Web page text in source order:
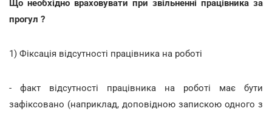
Що необхідно враховувати при звільненні працівника за
прогул ?
1) Фіксація відсутності працівника на роботі
- факт відсутності працівника на роботі має бути
зафіксовано (наприклад, доповідною запискою одного з